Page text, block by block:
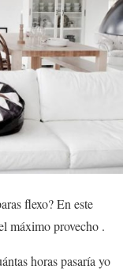
flexo? En este
máximo provecho .
horas pasaría yo